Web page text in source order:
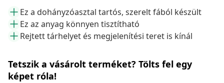
Ez a dohányzóasztal tartós, szerelt fából készült
Ez az anyag könnyen tisztítható
Rejtett tárhelyet és megjelenítési teret is kínál
Tetszik a vásárolt terméket? Tölts fel egy
képet róla!